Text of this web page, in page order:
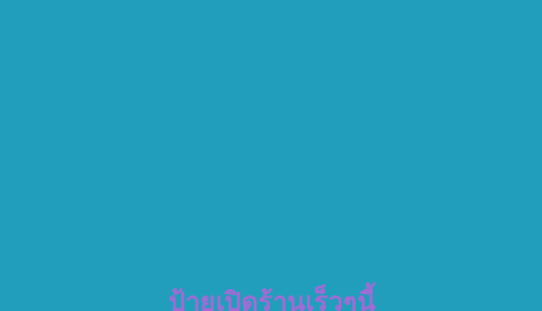
ป้ายเปิดร้านเร็วๆนี้